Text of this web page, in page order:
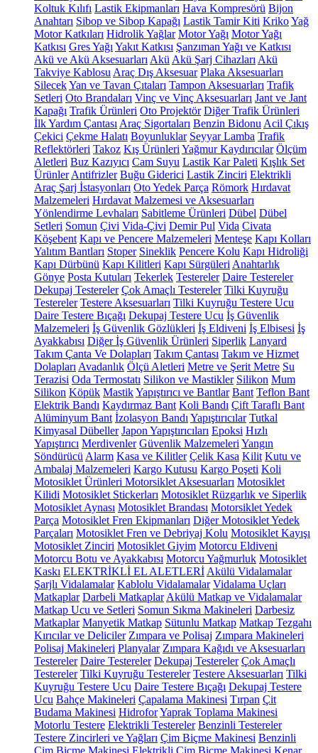
Koltuk Kılıfı Lastik Ekipmanları Hava Kompresörü Bijon
Anahtarı Sibop ve Sibop Kapağı Lastik Tamir Kiti KrikoYağ
Motor Katkıları Hidrolik Yağlar Motor Yağı Motor Yağı
Katkısı Gres Yağı Yakıt Katkısı Şanzıman Yağı ve Katkısı
Akü ve Akü Aksesuarları Akü Akü Şarj Cihazları Akü
Takviye Kablosu Araç Dış Aksesuar Plaka Aksesuarları
SilecekYan ve Tavan Çıtaları Tampon Aksesuarları Trafik
Setleri Oto Brandaları Vinç ve Vinç Aksesuarları Jant ve Jant
Kapağı Trafik Ürünleri Oto Projektör Diğer Trafik Ürünleri
İlk Yardım Çantası Araç Sigortaları Benzin Bidonu Acil Çıkış
Çekici Çekme Halatı Boyunluklar Seyyar Lamba Trafik
Reflektörleri Takoz Kış Ürünleri Yağmur Kaydırıcılar Ölçüm
Aletleri Buz Kazıyıcı Cam Suyu Lastik Kar Paleti Kışlık Set
Ürünler Antifrizler Buğu Giderici Lastik Zinciri Elektrikli
Araç Şarj İstasyonları Oto Yedek Parça Römork Hırdavat
Malzemeleri Hırdavat Malzemesi ve Aksesuarları
Yönlendirme Levhaları Sabitleme Ürünleri Dübel Dübel
Setleri Somun Çivi Vida-Çivi Demir Pul Vida Civata
Köşebent Kapı ve Pencere Malzemeleri Menteşe Kapı Kolları
Yalıtım Bantları Stoper Sineklik Pencere Kolu Kapı Hidroliği
Kapı Dürbünü Kapı Kilitleri Kapı Sürgüleri Anahtarlık
Gönye Posta Kutuları Tekerlek Testereler Daire Testereler
Dekupaj Testereler Çok Amaçlı Testereler Tilki Kuyruğu
Testereler Testere Aksesuarları Tilki Kuyruğu Testere Ucu
Daire Testere Bıçağı Dekupaj Testere Ucu İş Güvenlik
Malzemeleri İş Güvenlik Gözlükleri İş Eldiveni İş Elbisesi İş
Ayakkabısı Diğer İş Güvenlik Ürünleri Siperlik Lanyard
Takım Çanta Ve Dolapları Takım Çantası Takım ve Hizmet
Dolapları Avadanlık Ölçü Aletleri Metre ve Şerit Metre Su
Terazisi Oda Termostatı Silikon ve Mastikler Silikon Mum
Silikon Köpük MastikYapıştırıcı ve Bantlar Bant Teflon Bant
Elektrik Bandı Kaydırmaz Bant Koli Bandı Çift Taraflı Bant
Alüminyum Bant İzolasyon Bandı Yapıştırıcılar Tutkal
Kimyasal Dübeller Japon Yapıştırıcıları Epoksi Hızlı
Yapıştırıcı Merdivenler Güvenlik Malzemeleri Yangın
Söndürücü Alarm Kasa ve Kilitler Çelik Kasa Kilit Kutu ve
Ambalaj Malzemeleri Kargo Kutusu Kargo Poşeti Koli
Motosiklet Ürünleri Motorsiklet Aksesuarları Motosiklet
Kilidi Motosiklet Stickerları Motosiklet Rüzgarlık ve Siperlik
Motosiklet Aynası Motosiklet Brandası Motorsiklet Yedek
Parça Motosiklet Fren Ekipmanları Diğer Motosiklet Yedek
Parçaları Motosiklet Fren ve Debriyaj Kolu Motosiklet Kayışı
Motosiklet Zinciri Motosiklet Giyim Motorcu Eldiveni
Motorcu Botu ve Ayakkabısı Motorcu Yağmurluk Motosiklet
Kaskı ELEKTRİKLİ EL ALETLERİ Akülü Vidalamalar
Şarjlı Vidalamalar Kablolu Vidalamalar Vidalama Uçları
Matkaplar Darbeli Matkaplar Akülü Matkap ve Vidalamalar
Matkap Ucu ve Setleri Somun Sıkma Makineleri Darbesiz
Matkaplar Manyetik Matkap Sütunlu Matkap Matkap Tezgahı
Kırıcılar ve Deliciler Zımpara ve Polisaj Zımpara Makineleri
Polisaj Makineleri Planyalar Zımpara Kağıdı ve Aksesuarları
Testereler Daire Testereler Dekupaj Testereler Çok Amaçlı
Testereler Tilki Kuyruğu Testereler Testere Aksesuarları Tilki
Kuyruğu Testere Ucu Daire Testere Bıçağı Dekupaj Testere
Ucu Bahçe Makineleri Çapalama Makinesi Tırpan Çit
Budama Makinesi HidroforYaprak Toplama Makinesi
Motorlu Testere Elektrikli Testereler Benzinli Testereler
Testere Zincirleri ve Yağları Çim Biçme Makinesi Benzinli
Çim Biçme Makinesi Elektrikli Çim Biçme Makinesi Kenar